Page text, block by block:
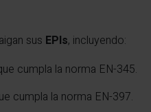
sus EPIs, incluyendo:
cumpla la norma EN-345.
cumpla la norma EN-397.